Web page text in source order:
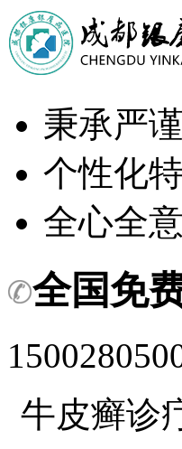
秉承严
个性化
全心全
全国免
牛皮癣诊